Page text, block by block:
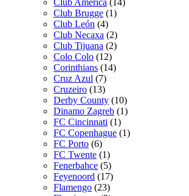
Club Brugge (1)
Club León (4)
Club Necaxa (2)
Club Tijuana (2)
Colo Colo (12)
Corinthians (14)
Cruz Azul (7)
Cruzeiro (13)
Derby County (10)
Dinamo Zagreb (1)
FC Cincinnati (1)
FC Copenhague (1)
FC Porto (6)
FC Twente (1)
Fenerbahce (5)
Feyenoord (17)
Flamengo (23)